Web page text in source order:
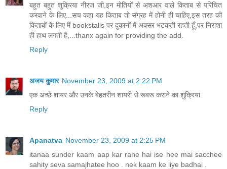
बहुत बहुत शुक्रिया नीरज जी,इन मोतियों से अशआर वाले किताब से परिचित
करवाने के लिए...सच कहा यह किताब तो संग्रह में होनी ही चाहिए,इस तरह की
किताबों के लिए मैं bookstalls पर दुकानों में अक्सर भटकती रहती हूँ,पर निराशा
ही हाथ लगती है,...thanx again for providing the add.
Reply
अजय कुमार November 23, 2009 at 2:22 PM
एक अच्छे शायर और उनके बेहतरीन शायरी से रूबरू कराने का शुक्रिया
Reply
Apanatva November 23, 2009 at 2:25 PM
itanaa sunder kaam aap kar rahe hai ise hee mai sacchee
sahity seva samajhatee hoo . nek kaam ke liye badhai .